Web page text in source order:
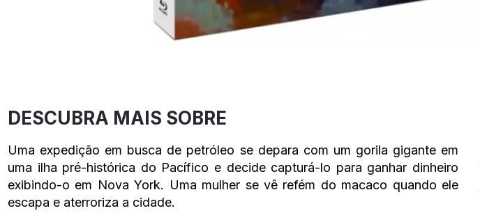
DESCUBRA MAIS SOBRE
Uma expedição em busca de petróleo se depara com um gorila gigante em
uma ilha pré-histórica do Pacífico e decide capturá-lo para ganhar dinheiro
exibindo-o em Nova York. Uma mulher se vê refém do macaco quando ele
escapa e aterroriza a cidade.